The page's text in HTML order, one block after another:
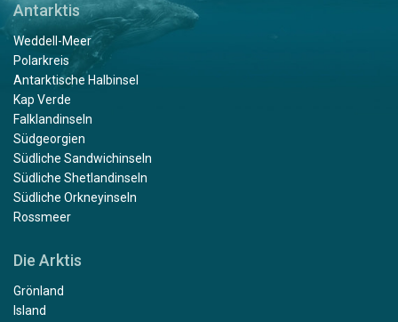
Antarktis
Weddell-Meer
Polarkreis
Antarktische Halbinsel
Kap Verde
Falklandinseln
Südgeorgien
Südliche Sandwichinseln
Südliche Shetlandinseln
Südliche Orkneyinseln
Rossmeer
Die Arktis
Grönland
Island